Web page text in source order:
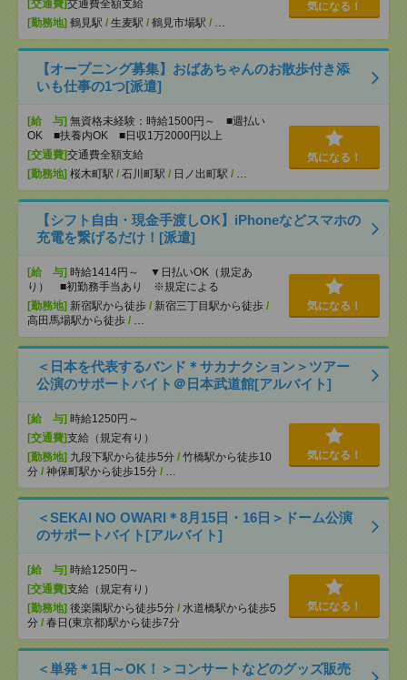
[交通費]交通費全額支給
[勤務地] 鶴見駅 / 生麦駅 / 鶴見市場駅 / …
気になる！
【オープニング募集】おばあちゃんのお散歩付き添
いも仕事の1つ[派遣]
[給 与] 無資格未経験：時給1500円～ ■週払い
OK ■扶養内OK ■日収1万2000円以上
[交通費]交通費全額支給
[勤務地] 桜木町駅 / 石川町駅 / 日ノ出町駅 / …
気になる！
【シフト自由・現金手渡しOK】iPhoneなどスマホの
充電を繋げるだけ！[派遣]
[給 与] 時給1414円～ ▼日払いOK（規定あ
り） ■初勤務手当あり ※規定による
[勤務地] 新宿駅から徒歩 / 新宿三丁目駅から徒歩 /
高田馬場駅から徒歩 / …
気になる！
＜日本を代表するバンド＊サカナクション＞ツアー
公演のサポートバイト＠日本武道館[アルバイト]
[給 与] 時給1250円～
[交通費]支給（規定有り）
[勤務地] 九段下駅から徒歩5分 / 竹橋駅から徒歩10
分 / 神保町駅から徒歩15分 / …
気になる！
＜SEKAI NO OWARI＊8月15日・16日＞ドーム公演
のサポートバイト[アルバイト]
[給 与] 時給1250円～
[交通費]支給（規定有り）
[勤務地] 後楽園駅から徒歩5分 / 水道橋駅から徒歩5
分 / 春日(東京都)駅から徒歩7分
気になる！
＜単発＊1日～OK！＞コンサートなどのグッズ販売